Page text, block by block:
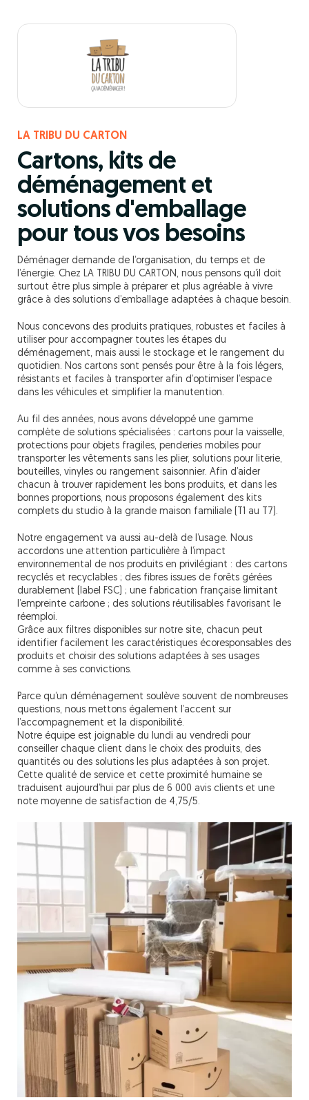
LA TRIBU DU CARTON
Cartons, kits de
déménagement et
solutions d'emballage
pour tous vos besoins
Déménager demande de l’organisation, du temps et de
l’énergie. Chez LA TRIBU DU CARTON, nous pensons qu’il doit
surtout être plus simple à préparer et plus agréable à vivre
grâce à des solutions d’emballage adaptées à chaque besoin.
Nous concevons des produits pratiques, robustes et faciles à
utiliser pour accompagner toutes les étapes du
déménagement, mais aussi le stockage et le rangement du
quotidien. Nos cartons sont pensés pour être à la fois légers,
résistants et faciles à transporter afin d’optimiser l’espace
dans les véhicules et simplifier la manutention.
Au fil des années, nous avons développé une gamme
complète de solutions spécialisées : cartons pour la vaisselle,
protections pour objets fragiles, penderies mobiles pour
transporter les vêtements sans les plier, solutions pour literie,
bouteilles, vinyles ou rangement saisonnier. Afin d’aider
chacun à trouver rapidement les bons produits, et dans les
bonnes proportions, nous proposons également des kits
complets du studio à la grande maison familiale (T1 au T7).
Notre engagement va aussi au-delà de l’usage. Nous
accordons une attention particulière à l’impact
environnemental de nos produits en privilégiant : des cartons
recyclés et recyclables ; des fibres issues de forêts gérées
durablement (label FSC) ; une fabrication française limitant
l’empreinte carbone ; des solutions réutilisables favorisant le
réemploi.
Grâce aux filtres disponibles sur notre site, chacun peut
identifier facilement les caractéristiques écoresponsables des
produits et choisir des solutions adaptées à ses usages
comme à ses convictions.
Parce qu’un déménagement soulève souvent de nombreuses
questions, nous mettons également l’accent sur
l’accompagnement et la disponibilité.
Notre équipe est joignable du lundi au vendredi pour
conseiller chaque client dans le choix des produits, des
quantités ou des solutions les plus adaptées à son projet.
Cette qualité de service et cette proximité humaine se
traduisent aujourd’hui par plus de 6 000 avis clients et une
note moyenne de satisfaction de 4,75/5.